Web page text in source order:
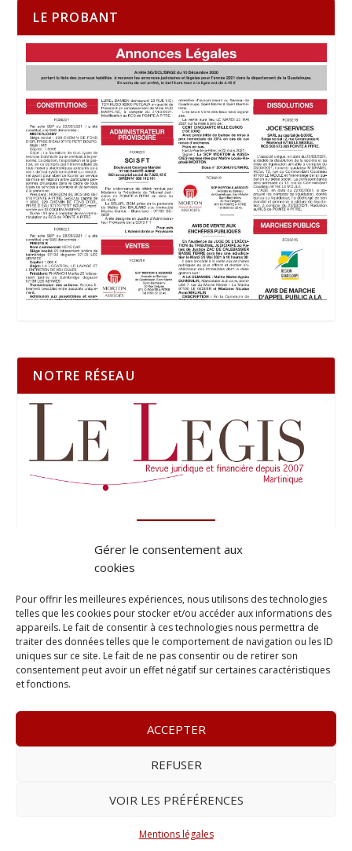
Gérer le consentement aux
cookies
Pour offrir les meilleures expériences, nous utilisons des technologies
telles que les cookies pour stocker et/ou accéder aux informations des
appareils. Le fait de consentir à ces technologies nous permettra de
traiter des données telles que le comportement de navigation ou les ID
uniques sur ce site. Le fait de ne pas consentir ou de retirer son
consentement peut avoir un effet négatif sur certaines caractéristiques
et fonctions.
ACCEPTER
REFUSER
VOIR LES PRÉFÉRENCES
Mentions légales
LE PROBANT
NOTRE RÉSEAU
– www.leprobant.fr –
contact@leprobant.fr–
Réalisé avec ❤ par l’Agence 4gency